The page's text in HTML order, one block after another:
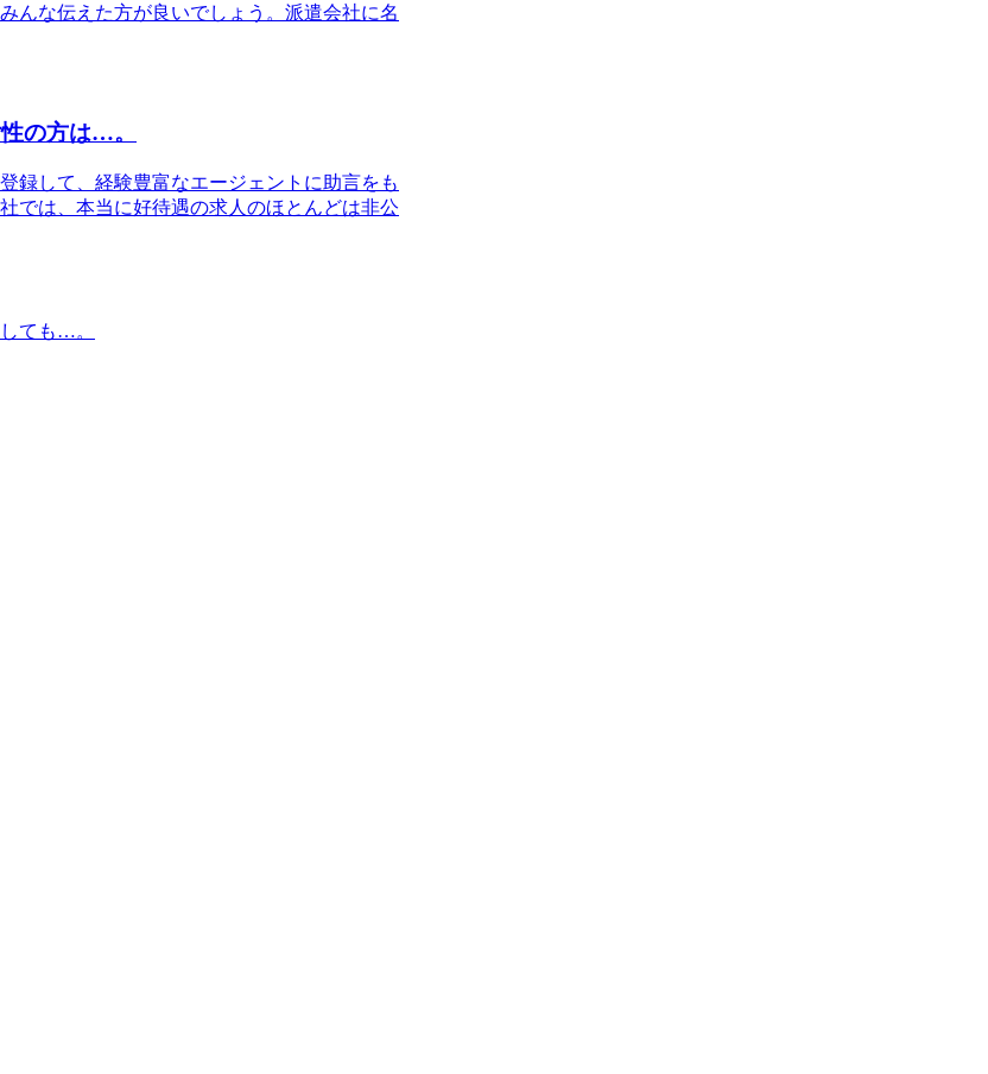
んな伝えた方が良いでしょう。派遣会社に名
の方は…。
録して、経験豊富なエージェントに助言をも
では、本当に好待遇の求人のほとんどは非公
ても…。